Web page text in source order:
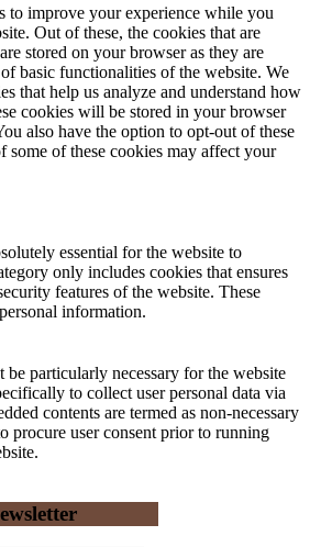
to improve your experience while you
Out of these, the cookies that are
stored on your browser as they are
basic functionalities of the website. We
that help us analyze and understand how
cookies will be stored in your browser
also have the option to opt-out of these
some of these cookies may affect your
essential for the website to
only includes cookies that ensures
features of the website. These
information.
particularly necessary for the website
to collect user personal data via
contents are termed as non-necessary
procure user consent prior to running